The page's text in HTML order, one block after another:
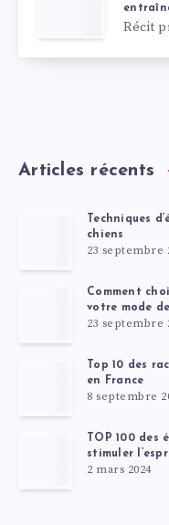
Récit
Articles récents
Techniques
chiens
23 septembre
Comment
votre mode
23 septembre
Top 10 des
en France
8 septembre
TOP 100
stimuler
2 mars 2024